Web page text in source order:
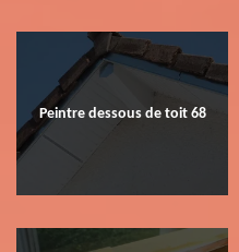
Peintre dessous de toit 68